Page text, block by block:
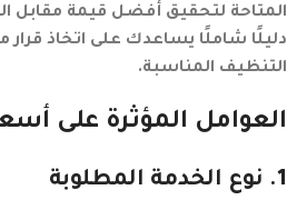
المتاحة لتحقيق أفضل قيمة مقابل
دليلًا شاملًا يساعدك على اتخاذ قرار
التنظيف المناسبة.
العوامل المؤثرة على
1
. نوع الخدمة المطلوبة